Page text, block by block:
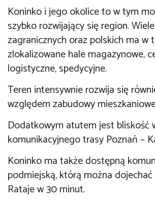
Koninko i jego okolice to w tym
szybko rozwijający się region.
zagranicznych oraz polskich ma w
zlokalizowane hale magazynowe,
logistyczne, spedycyjne.
Teren intensywnie rozwija się
względem zabudowy
Dodatkowym atutem jest bliskość
komunikacyjnego trasy Poznań –
Koninko ma także dostępną
podmiejską, którą można
Rataje w 30 minut.